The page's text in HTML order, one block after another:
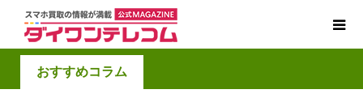
おすすめコラム